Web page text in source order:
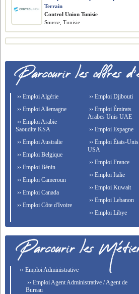
Terrain
Control Union Tunisie
Sousse, Tunisie
›› Emploi Algérie
›› Emploi Allemagne
›› Emploi Arabie
Saoudite KSA
›› Emploi Australie
›› Emploi Belgique
›› Emploi Bénin
›› Emploi Cameroun
›› Emploi Canada
›› Emploi Côte d'Ivoire
›› Emploi Djibouti
›› Emploi Émirats
Arabes Unis UAE
›› Emploi Espagne
›› Emploi États-Unis
USA
›› Emploi France
›› Emploi Italie
›› Emploi Kuwait
›› Emploi Lebanon
›› Emploi Libye
›› Emploi Administrative
›› Emploi Agent Administrative / Agent de
Bureau